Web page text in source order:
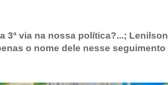
3ª via na nossa política?...; Lenilson
o nome dele nesse seguimento